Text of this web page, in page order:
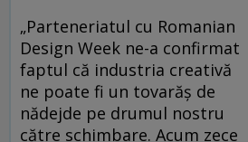
„Parteneriatul cu Romanian
Design Week ne-a confirmat
faptul că industria creativă
ne poate fi un tovarăș de
nădejde pe drumul nostru
către schimbare. Acum zece